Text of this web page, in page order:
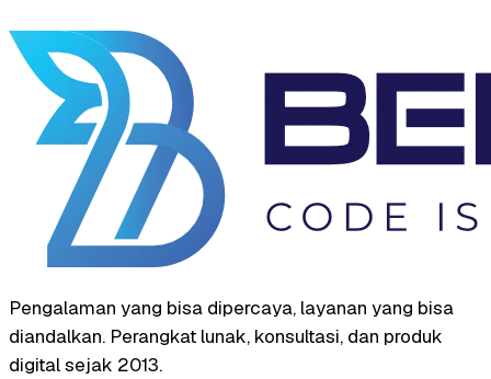
Pengalaman yang bisa dipercaya, layanan yang bisa
diandalkan. Perangkat lunak, konsultasi, dan produk
digital sejak 2013.